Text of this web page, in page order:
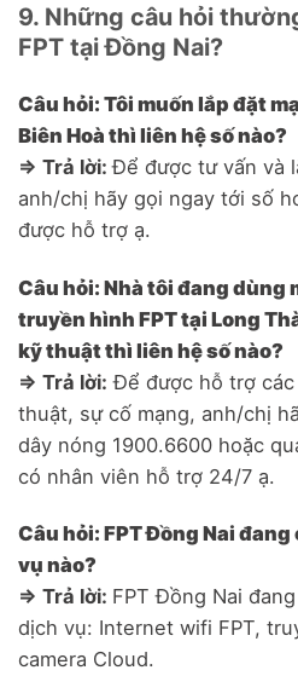
9. Những câu hỏi
FPT tại Đồng Nai?
Câu hỏi: Tôi muốn lắp đặt
Biên Hoà thì liên hệ số nào?
=> Trả lời:Để được tư vấn và
anh/chị hãy gọi ngay tới số
được hỗ trợ ạ.
Câu hỏi: Nhà tôi đang dùng
truyền hình FPT tại Long
kỹ thuật thì liên hệ số nào?
=> Trả lời: Để được hỗ trợ
thuật, sự cố mạng, anh/chị
dây nóng 1900.6600 hoặc
có nhân viên hỗ trợ 24/7 ạ.
Câu hỏi: FPT Đồng Nai
vụ nào?
=> Trả lời: FPT Đồng Nai
dịch vụ: Internet wifi FPT,
camera Cloud.